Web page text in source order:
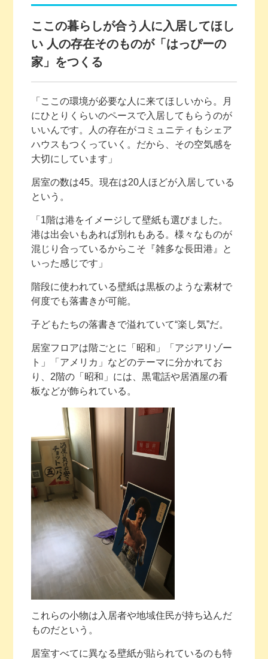
ここの暮らしが合う人に入居してほし
い 人の存在そのものが「はっぴーの
家」をつくる
「ここの環境が必要な人に来てほしいから。月
にひとりくらいのペースで入居してもらうのが
いいんです。人の存在がコミュニティもシェア
ハウスもつくっていく。だから、その空気感を
大切にしています」
居室の数は45。現在は20人ほどが入居している
という。
「1階は港をイメージして壁紙も選びました。
港は出会いもあれば別れもある。様々なものが
混じり合っているからこそ『雑多な長田港』と
いった感じです」
階段に使われている壁紙は黒板のような素材で
何度でも落書きが可能。
子どもたちの落書きで溢れていて“楽し気”だ。
居室フロアは階ごとに「昭和」「アジアリゾー
ト」「アメリカ」などのテーマに分かれてお
り、2階の「昭和」には、黒電話や居酒屋の看
板などが飾られている。
これらの小物は入居者や地域住民が持ち込んだ
ものだという。
居室すべてに異なる壁紙が貼られているのも特